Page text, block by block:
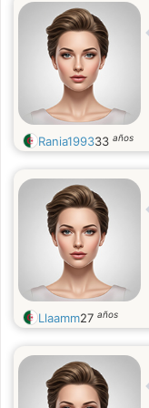
Rania199333 años
Llaamm27 años